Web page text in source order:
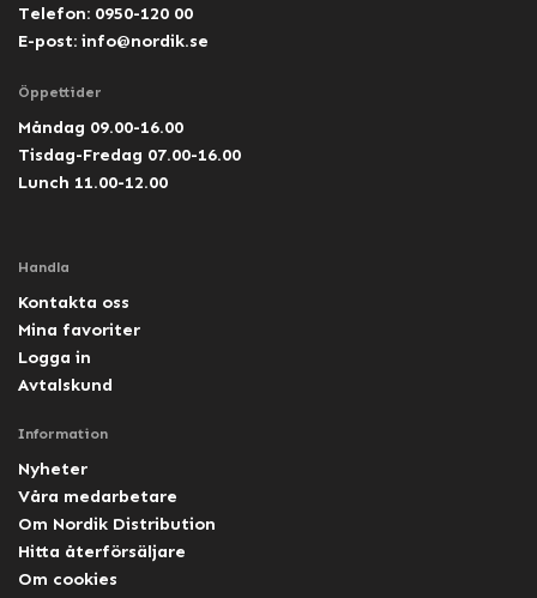
Telefon: 0950-120 00
E-post: info@nordik.se
Öppettider
Måndag 09.00-16.00
Tisdag-Fredag 07.00-16.00
Lunch 11.00-12.00
Handla
Kontakta oss
Mina favoriter
Logga in
Avtalskund
Information
Nyheter
Våra medarbetare
Om Nordik Distribution
Hitta återförsäljare
Om cookies